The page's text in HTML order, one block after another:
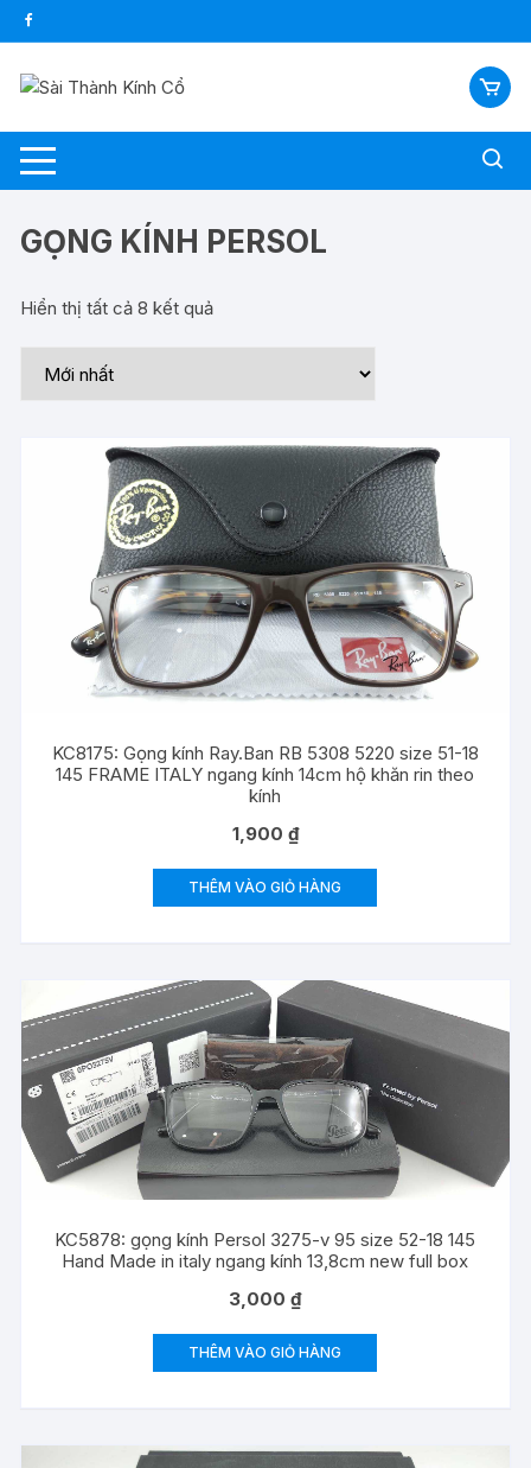
Chuyển
tới
nội
dung
GỌNG KÍNH PERSOL
Hiển thị tất cả 8 kết quả
KC8175: Gọng kính Ray.Ban RB 5308 5220 size 51-18
145 FRAME ITALY ngang kính 14cm hộ khăn rin theo
kính
1,900 ₫
THÊM VÀO GIỎ HÀNG
KC5878: gọng kính Persol 3275-v 95 size 52-18 145
Hand Made in italy ngang kính 13,8cm new full box
3,000₫
THÊM VÀO GIỎ HÀNG